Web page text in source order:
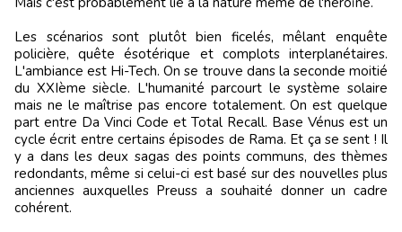
Les scénarios sont plutôt bien ficelés, mêlant enquête
policière, quête ésotérique et complots interplanétaires.
L'ambiance est Hi-Tech. On se trouve dans la seconde moitié
du XXIème siècle. L'humanité parcourt le système solaire
mais ne le maîtrise pas encore totalement. On est quelque
part entre Da Vinci Code et Total Recall. Base Vénus est un
cycle écrit entre certains épisodes de Rama. Et ça se sent ! Il
y a dans les deux sagas des points communs, des thèmes
redondants, même si celui-ci est basé sur des nouvelles plus
anciennes auxquelles Preuss a souhaité donner un cadre
cohérent.